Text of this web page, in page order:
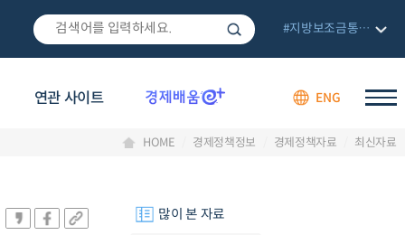
연관 사이트 ENG
#지방보조금통합관리망
HOME 경제정책정보 경제정책자료 최신자료
많이 본 자료